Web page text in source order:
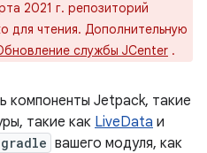
2021 г. репозиторий
для чтения. Дополнительную
службы JCenter .
компоненты Jetpack, такие
такие как LiveData и
вашего модуля, как